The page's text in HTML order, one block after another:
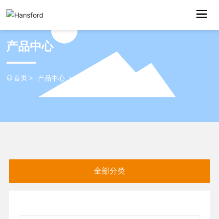
产品中心
首页 产品中心 绝缘材料
全部分类